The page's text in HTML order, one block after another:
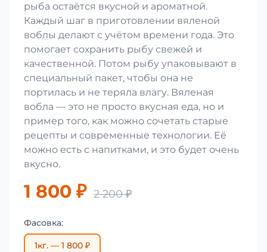
рыба остаётся вкусной и ароматной.
Каждый шаг в приготовлении вяленой
воблы делают с учётом времени года. Это
помогает сохранить рыбу свежей и
качественной. Потом рыбу упаковывают в
специальный пакет, чтобы она не
портилась и не теряла влагу. Вяленая
вобла — это не просто вкусная еда, но и
пример того, как можно сочетать старые
рецепты и современные технологии. Её
можно есть с напитками, и это будет очень
вкусно.
1 800 ₽ 2 200 ₽
Фасовка:
1кг. — 1 800 ₽